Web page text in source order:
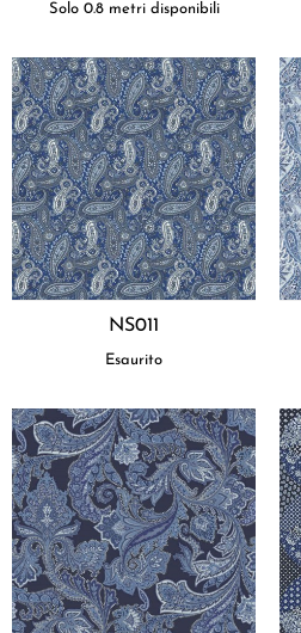
Solo 0.8 metri disponibili
NS011
Esaurito